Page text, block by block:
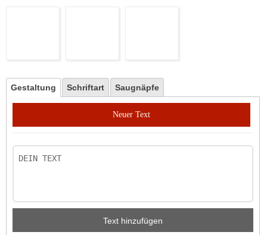
Gestaltung Schriftart Saugnäpfe
Neuer Text
Text hinzufügen